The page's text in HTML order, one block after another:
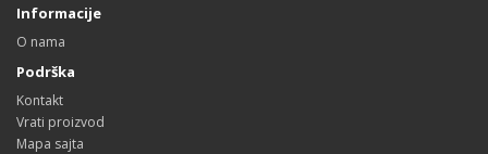
Informacije
O nama
Podrška
Kontakt
Vrati proizvod
Mapa sajta